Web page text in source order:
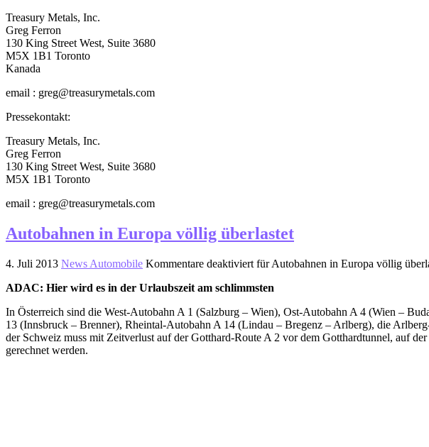
Treasury Metals, Inc.
Greg Ferron
130 King Street West, Suite 3680
M5X 1B1 Toronto
Kanada
email : greg@treasurymetals.com
Pressekontakt:
Treasury Metals, Inc.
Greg Ferron
130 King Street West, Suite 3680
M5X 1B1 Toronto
email : greg@treasurymetals.com
Autobahnen in Europa völlig überlastet
4. Juli 2013 News Automobile Kommentare deaktiviert für Autobahnen in Europa völlig
ADAC: Hier wird es in der Urlaubszeit am schlimmsten
In Österreich sind die West-Autobahn A 1 (Salzburg – Wien), Ost-Autobahn A 4 (Wien –
13 (Innsbruck – Brenner), Rheintal-Autobahn A 14 (Lindau – Bregenz – Arlberg), die
der Schweiz muss mit Zeitverlust auf der Gotthard-Route A 2 vor dem Gotthardtunnel, auf
gerechnet werden.